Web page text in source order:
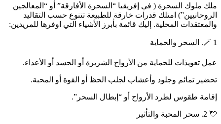
ملك ملوك السحرة ( في إفريقيا “السحرة الأفارقة” أو “المعالجين
الروحانيين”) امتلك قدرات خارقة للطبيعة تتنوع حسب التقاليد
والمعتقدات المحلية. إليك قائمة بأبرز الأشياء التي اوفرها للمريدين:
🪄 1. السحر والحماية
عمل تعويذات للحماية من الأرواح الشريرة أو الحسد أو الأعداء.
تحضير تمائم وجلود وأعشاب لجلب الحظ أو القوة أو المحبة.
إقامة طقوس لطرد الأرواح أو “إبطال السحر”.
💘 2. سحر المحبة والتأثير